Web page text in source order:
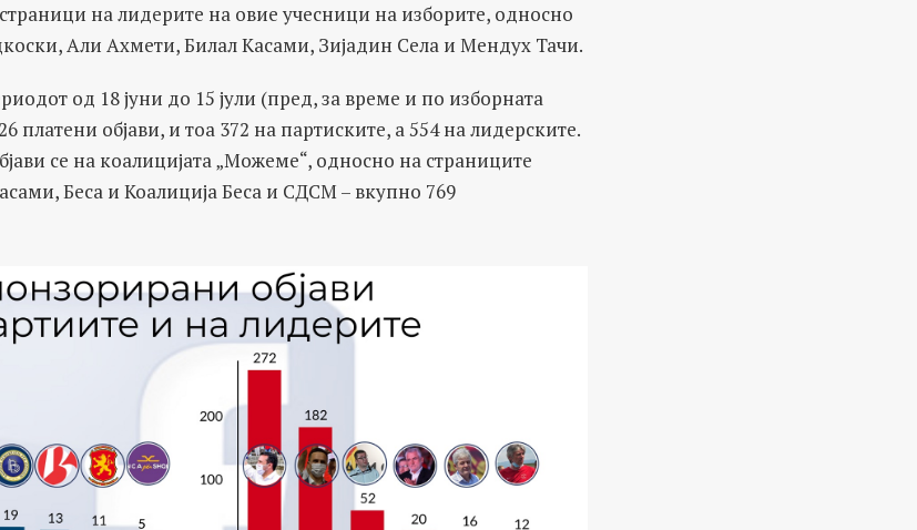
на лидерите на овие учесници на изборите, односно
Али Ахмети, Билал Касами, Зијадин Села и Мендух Тачи.
од 18 јуни до 15 јули (пред, за време и по изборната
објави, и тоа 372 на партиските, а 554 на лидерските.
се на коалицијата „Можеме“, односно на страниците
Беса и Коалиција Беса и СДСМ – вкупно 769